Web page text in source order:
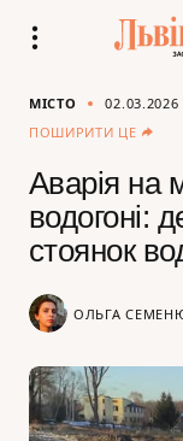
МІСТО
02.03.2026
ПОШИРИТИ ЦЕ
Аварія на
водогоні:
стоянок
ОЛЬГА